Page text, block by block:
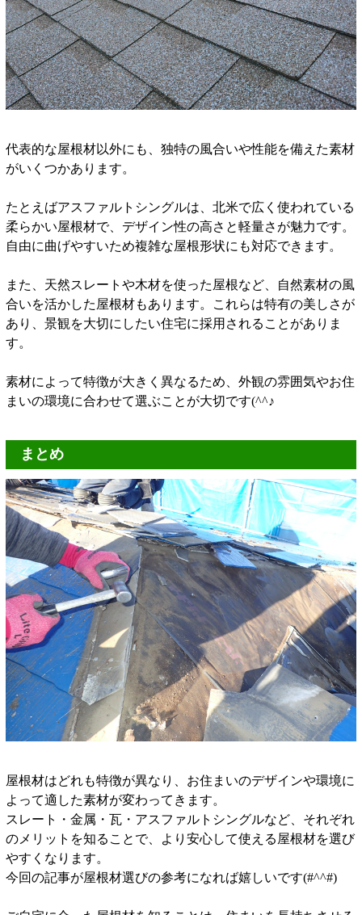
代表的な屋根材以外にも、独特の風合いや性能を備えた素材
がいくつかあります。
たとえばアスファルトシングルは、北米で広く使われている
柔らかい屋根材で、デザイン性の高さと軽量さが魅力です。
自由に曲げやすいため複雑な屋根形状にも対応できます。
また、天然スレートや木材を使った屋根など、自然素材の風
合いを活かした屋根材もあります。これらは特有の美しさが
あり、景観を大切にしたい住宅に採用されることがありま
す。
素材によって特徴が大きく異なるため、外観の雰囲気やお住
まいの環境に合わせて選ぶことが大切です(^^♪
まとめ
屋根材はどれも特徴が異なり、お住まいのデザインや環境に
よって適した素材が変わってきます。
スレート・金属・瓦・アスファルトシングルなど、それぞれ
のメリットを知ることで、より安心して使える屋根材を選び
やすくなります。
今回の記事が屋根材選びの参考になれば嬉しいです(#^^#)